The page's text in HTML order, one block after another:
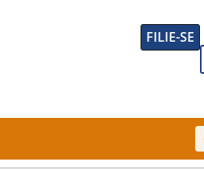
FILIE-SE